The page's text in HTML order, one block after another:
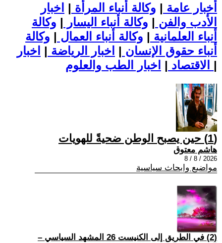
أخبار عامة | وكالة أنباء المرأة | اخبار
الأدب والفن | وكالة أنباء اليسار | وكالة
أنباء العلمانية | وكالة أنباء العمال | وكالة
أنباء حقوق الإنسان | اخبار الرياضة | اخبار
الاقتصاد | |
(1) حين يصبح الوطن ضحيةً للهويات
هاشم معتوق
2026 / 8 / 8
مواضيع وابحاث سياسية
(2) في الطريق إلى الكنيست 26 المشهد السياسي –